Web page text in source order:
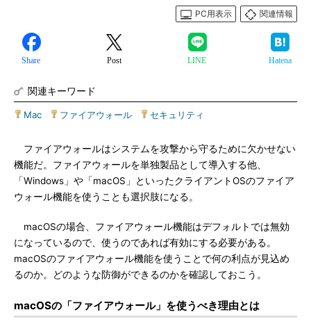
PC用表示
関連情報
Share Post LINE Hatena
関連キーワード
Mac ファイアウォール セキュリティ
ファイアウォールはシステムを攻撃から守るために欠かせない
機能だ。ファイアウォールを単独製品として導入する他、
「Windows」や「macOS」といったクライアントOSのファイア
ウォール機能を使うことも選択肢になる。
macOSの場合、ファイアウォール機能はデフォルトでは無効
になっているので、使うのであれば有効にする必要がある。
macOSのファイアウォール機能を使うことで何の利点が見込め
るのか。どのような防御ができるのかを確認しておこう。
macOSの「ファイアウォール」を使うべき理由とは